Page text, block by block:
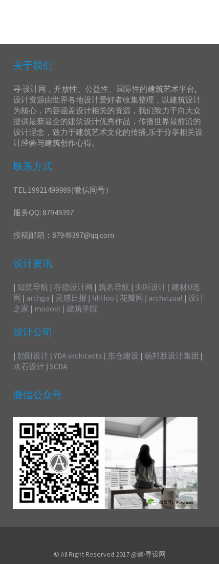
关于我们
寻·设计网，开放性、公益性、国际性的建筑艺术平台,
设计资源由世界各地设计爱好者收集整理，以建筑设计
为核心，内容涵盖设计相关的资源，我们致力于向大众
提供最新最全的建筑设计优秀作品，传播世界最前沿的
设计理念，致力于建筑艺术文化的传播,乐于分享相关设
计经验与建筑创作心得。
联系方式
TEL:19921499989(微信同号）
服务QQ: 87949397
投稿邮箱：87949397@qq.com
设计资讯
| 知筑导航 | 谷德设计网 |筑名导航 | 尖叫设计 | 建材U选
网 | archgo | 灵感日报 | hhlloo | 花瓣网 | archvizual |设计
之家 | mooool | 建筑学院
设计公司
| 勍阳设计 |YDA architects | 东仓建设 |杨邦胜设计集团 |
水石设计 |SCDA
微信公众号
© All Right Reserved 2017 @遨·寻设网